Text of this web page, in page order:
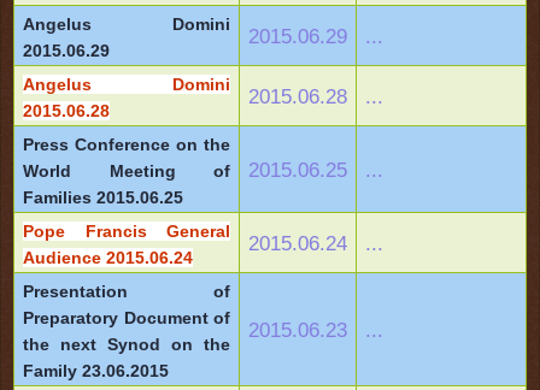
Angelus Domini
2015.06.29
2015.06.29 ...
Angelus Domini
2015.06.28
2015.06.28 ...
Press Conference on the
World Meeting of
Families 2015.06.25
2015.06.25 ...
Pope Francis General
Audience 2015.06.24
2015.06.24 ...
Presentation of
Preparatory Document of
the next Synod on the
Family 23.06.2015
2015.06.23 ...